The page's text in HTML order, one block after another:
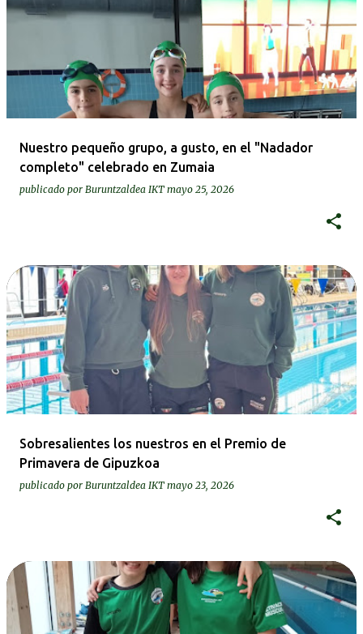
Nuestro pequeño grupo, a gusto, en el "Nadador
completo" celebrado en Zumaia
publicado por Buruntzaldea IKT mayo 25, 2026
Sobresalientes los nuestros en el Premio de
Primavera de Gipuzkoa
publicado por Buruntzaldea IKT mayo 23, 2026